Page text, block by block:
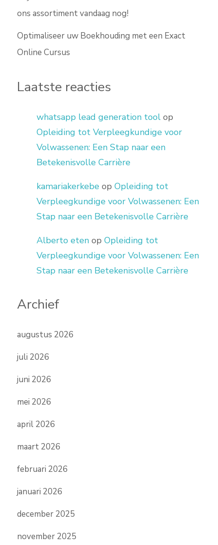
ons assortiment vandaag nog!
Optimaliseer uw Boekhouding met een Exact
Online Cursus
Laatste reacties
whatsapp lead generation tool op
Opleiding tot Verpleegkundige voor
Volwassenen: Een Stap naar een
Betekenisvolle Carrière
kamariakerkebe op Opleiding tot
Verpleegkundige voor Volwassenen: Een
Stap naar een Betekenisvolle Carrière
Alberto eten op Opleiding tot
Verpleegkundige voor Volwassenen: Een
Stap naar een Betekenisvolle Carrière
Archief
augustus 2026
juli 2026
juni 2026
mei 2026
april 2026
maart 2026
februari 2026
januari 2026
december 2025
november 2025